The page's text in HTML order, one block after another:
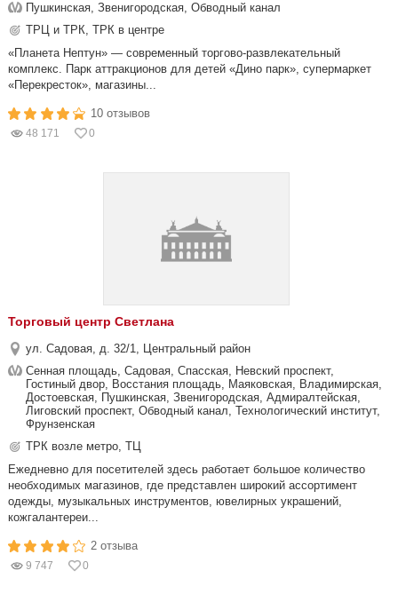
Пушкинская, Звенигородская, Обводный канал
ТРЦ и ТРК, ТРК в центре
«Планета Нептун» — современный торгово-развлекательный
комплекс. Парк аттракционов для детей «Дино парк», супермаркет
«Перекресток», магазины...
10 отзывов
48 171 0
Торговый центр Светлана
ул. Садовая, д. 32/1, Центральный район
Сенная площадь, Садовая, Спасская, Невский проспект,
Гостиный двор, Восстания площадь, Маяковская, Владимирская,
Достоевская, Пушкинская, Звенигородская, Адмиралтейская,
Лиговский проспект, Обводный канал, Технологический институт,
Фрунзенская
ТРК возле метро, ТЦ
Ежедневно для посетителей здесь работает большое количество
необходимых магазинов, где представлен широкий ассортимент
одежды, музыкальных инструментов, ювелирных украшений,
кожгалантереи...
2 отзыва
9 747 0